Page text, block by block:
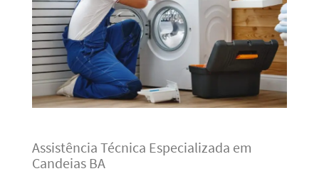
Assistência Técnica Especializada em
Candeias BA